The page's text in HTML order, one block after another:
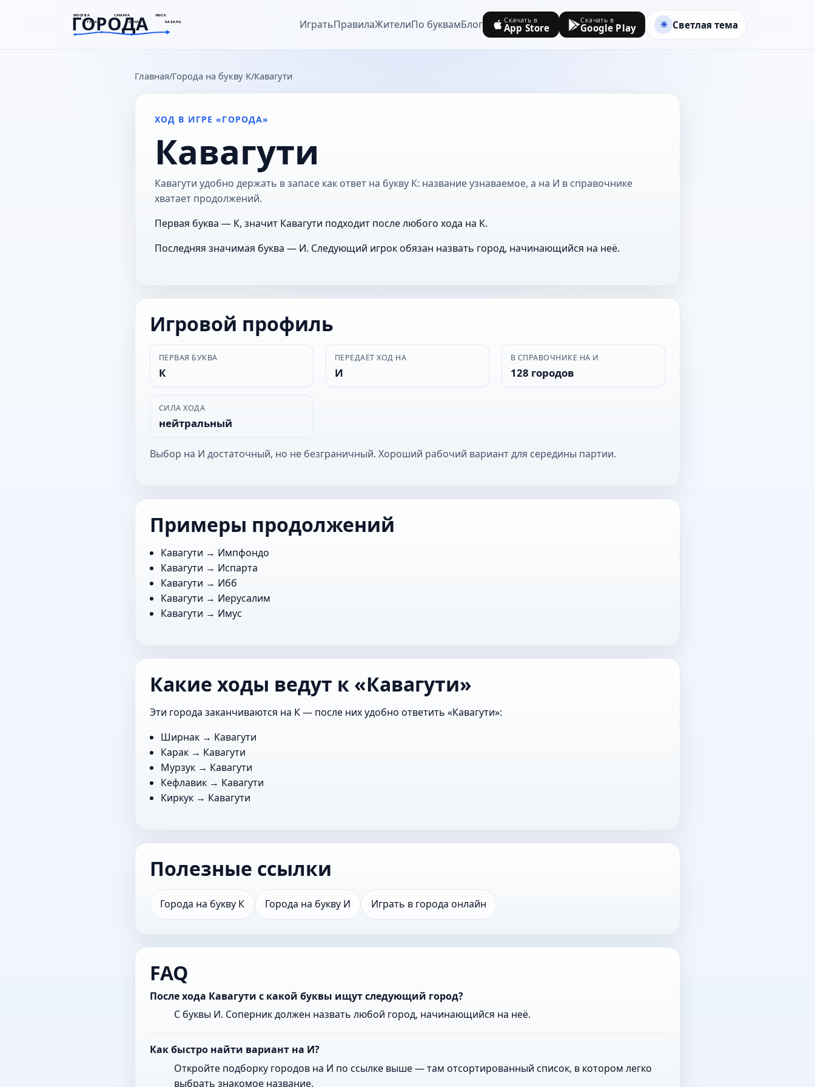
МОСКВА САМАРА ОМСК
ТУЛА СОЧИ КАЗАНЬ
ГОРОДА
goroda-na.ru ИгратьПравилаЖителиПо буквамБлог Скачать в
App Store
Скачать в
Google Play Светлая тема
Главная Города на букву К Кавагути
ХОД В ИГРЕ «ГОРОДА»
Кавагути
Кавагути удобно держать в запасе как ответ на букву К: название узнаваемое, а на И в справочнике
хватает продолжений.
Первая буква — К, значит Кавагути подходит после любого хода на К.
Последняя значимая буква — И. Следующий игрок обязан назвать город, начинающийся на неё.
Игровой профиль
ПЕРВАЯ БУКВА
К
ПЕРЕДАЁТ ХОД НА
И
В СПРАВОЧНИКЕ НА И
128 городов
СИЛА ХОДА
нейтральный
Выбор на И достаточный, но не безграничный. Хороший рабочий вариант для середины партии.
Примеры продолжений
Кавагути → Импфондо
Кавагути → Испарта
Кавагути → Ибб
Кавагути → Иерусалим
Кавагути → Имус
Какие ходы ведут к «Кавагути»
Эти города заканчиваются на К — после них удобно ответить «Кавагути»:
Ширнак → Кавагути
Карак → Кавагути
Мурзук → Кавагути
Кефлавик → Кавагути
Киркук → Кавагути
Полезные ссылки
Города на букву К Города на букву И Играть в города онлайн
FAQ
После хода Кавагути с какой буквы ищут следующий город?
С буквы И. Соперник должен назвать любой город, начинающийся на неё.
Как быстро найти вариант на И?
Откройте подборку городов на И по ссылке выше — там отсортированный список, в котором легко
выбрать знакомое название.